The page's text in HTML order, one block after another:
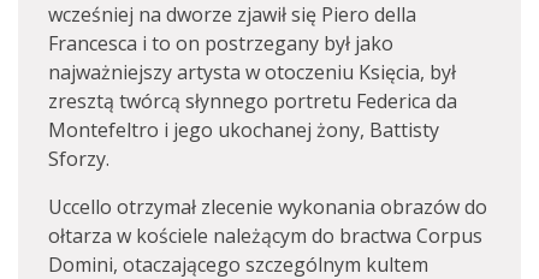
wcześniej na dworze zjawił się Piero della
Francesca i to on postrzegany był jako
najważniejszy artysta w otoczeniu Księcia, był
zresztą twórcą słynnego portretu Federica da
Montefeltro i jego ukochanej żony, Battisty
Sforzy.
Uccello otrzymał zlecenie wykonania obrazów do
ołtarza w kościele należącym do bractwa Corpus
Domini, otaczającego szczególnym kultem